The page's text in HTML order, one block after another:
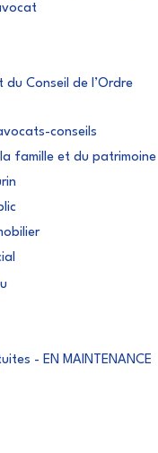
Conseil de l’Ordre
conseils
famille et du patrimoine
- EN MAINTENANCE